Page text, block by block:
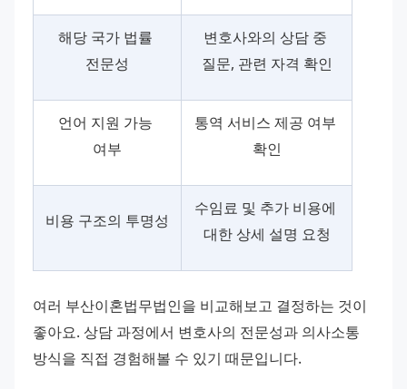
해당 국가 법률
전문성
변호사와의 상담 중
질문, 관련 자격 확인
언어 지원 가능
여부
통역 서비스 제공 여부
확인
비용 구조의 투명성
수임료 및 추가 비용에
대한 상세 설명 요청
여러 부산이혼법무법인을 비교해보고 결정하는 것이
좋아요. 상담 과정에서 변호사의 전문성과 의사소통
방식을 직접 경험해볼 수 있기 때문입니다.